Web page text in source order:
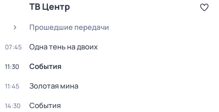
ТВ Центр
Прошедшие передачи
07:45 Одна тень на двоих
11:30 События
11:45 Золотая мина
14:30 События